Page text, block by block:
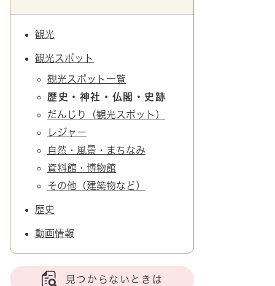
観光
観光スポット
観光スポット一覧
歴史・神社・仏閣・史跡
だんじり（観光スポット）
レジャー
自然・風景・まちなみ
資料館・博物館
その他（建築物など）
歴史
動画情報
見つからないときは